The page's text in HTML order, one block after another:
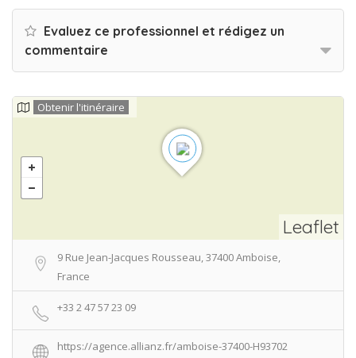
Evaluez ce professionnel et rédigez un
commentaire
Leaflet
Obtenir l'itinéraire
9 Rue Jean-Jacques Rousseau, 37400 Amboise,
France
+33 2 47 57 23 09
https://agence.allianz.fr/amboise-37400-H93702